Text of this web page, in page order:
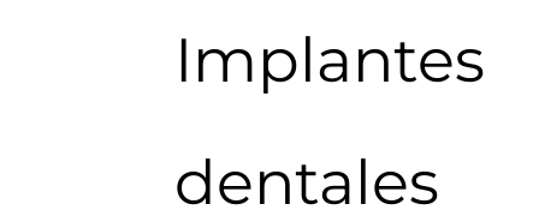
Implantes
dentales